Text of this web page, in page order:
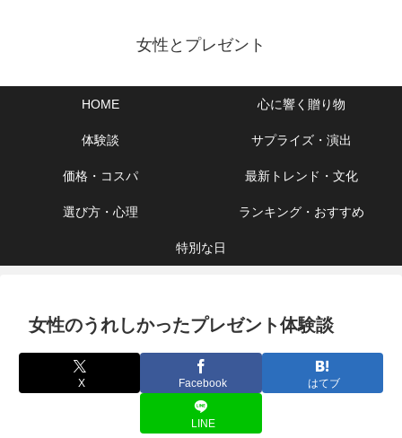
女性とプレゼント
HOME 心に響く贈り物
体験談 サプライズ・演出
価格・コスパ 最新トレンド・文化
選び方・心理 ランキング・おすすめ
特別な日
女性のうれしかったプレゼント体験談
X Facebook はてブ
LINE